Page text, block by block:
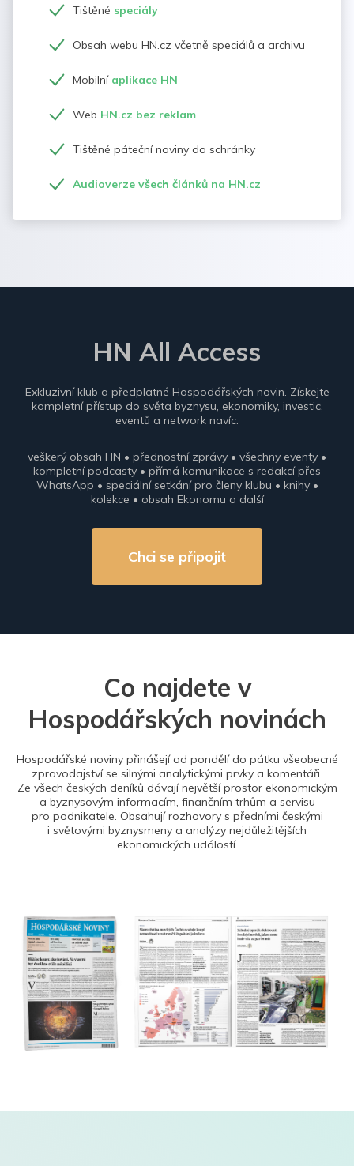
Tištěné speciály
Obsah webu HN.cz včetně speciálů a archivu
Mobilní aplikace HN
Web HN.cz bez reklam
Tištěné páteční noviny do schránky
Audioverze všech článků na HN.cz
HN All Access
Exkluzivní klub a předplatné Hospodářských novin. Získejte
kompletní přístup do světa byznysu, ekonomiky, investic,
eventů a network navíc.
veškerý obsah HN • přednostní zprávy • všechny eventy •
kompletní podcasty • přímá komunikace s redakcí přes
WhatsApp • speciální setkání pro členy klubu • knihy •
kolekce • obsah Ekonomu a další
Chci se připojit
Co najdete v
Hospodářských novinách
Hospodářské noviny přinášejí od pondělí do pátku všeobecné
zpravodajství se silnými analytickými prvky a komentáři.
Ze všech českých deníků dávají největší prostor ekonomickým
a byznysovým informacím, finančním trhům a servisu
pro podnikatele. Obsahují rozhovory s předními českými
i světovými byznysmeny a analýzy nejdůležitějších
ekonomických událostí.